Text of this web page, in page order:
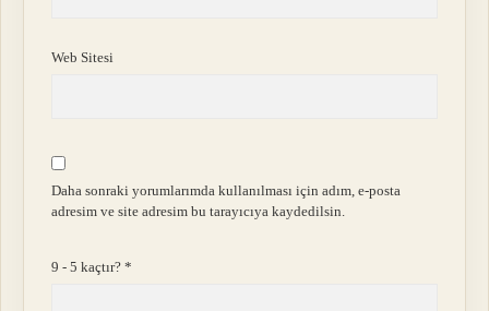
Web Sitesi
Daha sonraki yorumlarımda kullanılması için adım, e-posta
adresim ve site adresim bu tarayıcıya kaydedilsin.
9 - 5 kaçtır?*